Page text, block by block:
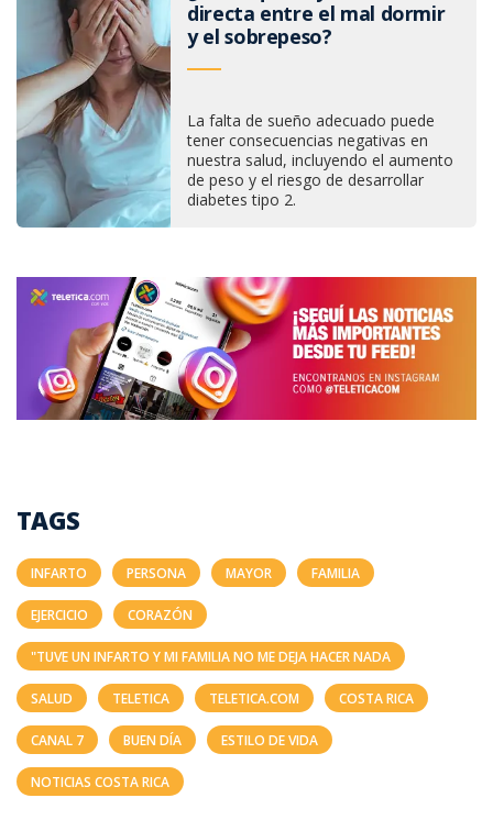
directa entre el mal dormir
y el sobrepeso?
La falta de sueño adecuado puede
tener consecuencias negativas en
nuestra salud, incluyendo el aumento
de peso y el riesgo de desarrollar
diabetes tipo 2.
TAGS
INFARTO PERSONA MAYOR FAMILIA
EJERCICIO CORAZÓN
"TUVE UN INFARTO Y MI FAMILIA NO ME DEJA HACER NADA
SALUD TELETICA TELETICA.COM COSTA RICA
CANAL 7 BUEN DÍA ESTILO DE VIDA
NOTICIAS COSTA RICA